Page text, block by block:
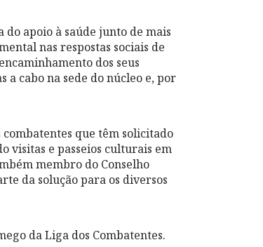
apoio à saúde junto de mais
nas respostas sociais de
dos seus
a cabo na sede do núcleo e, por
que têm solicitado
visitas e passeios culturais em
membro do Conselho
da solução para os diversos
da Liga dos Combatentes.